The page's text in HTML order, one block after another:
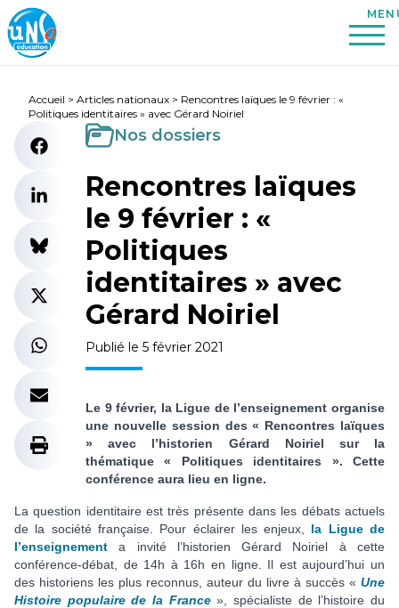
Accueil > Articles nationaux > Rencontres laïques le 9 février : «
Politiques identitaires » avec Gérard Noiriel
Nos dossiers
Rencontres laïques
le 9 février : «
Politiques
identitaires » avec
Gérard Noiriel
Publié le 5 février 2021
Le 9 février, la Ligue de l’enseignement organise
une nouvelle session des « Rencontres laïques
» avec l’historien Gérard Noiriel sur la
thématique « Politiques identitaires ». Cette
conférence aura lieu en ligne.
La question identitaire est très présente dans les débats actuels
de la société française. Pour éclairer les enjeux, la Ligue de
l’enseignement a invité l’historien Gérard Noiriel à cette
conférence-débat, de 14h à 16h en ligne. Il est aujourd’hui un
des historiens les plus reconnus, auteur du livre à succès « Une
Histoire populaire de la France», spécialiste de l’histoire du